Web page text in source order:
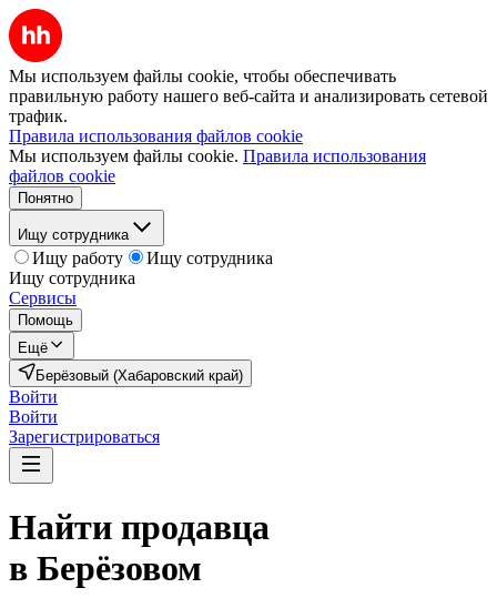
Мы используем файлы cookie, чтобы обеспечивать
правильную работу нашего веб-сайта и анализировать сетевой
трафик.
Правила использования файлов cookie
Мы используем файлы cookie. Правила использования
файлов cookie
Понятно
Ищу сотрудника
Ищу работу
Ищу сотрудника
Ищу сотрудника
Сервисы
Помощь
Ещё
Берёзовый (Хабаровский край)
Войти
Войти
Зарегистрироваться
Найти продавца
в Берёзовом